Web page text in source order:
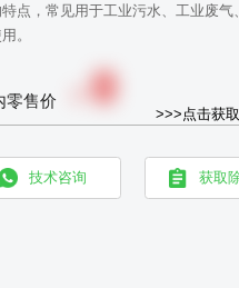
点，常见用于工业污水、工业废
。
零售价 0
>>>点击获
技术咨询 获取